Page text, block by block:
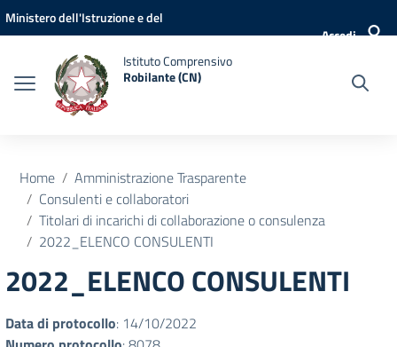
Vai ai contenuti
Vai al menu di navigazione
Vai al footer
Ministero dell'Istruzione e del
Accedi
Istituto Comprensivo
Robilante (CN)
Home
Amministrazione Trasparente
Consulenti e collaboratori
Titolari di incarichi di collaborazione o consulenza
2022_ELENCO CONSULENTI
2022_ELENCO CONSULENTI
Data di protocollo: 14/10/2022